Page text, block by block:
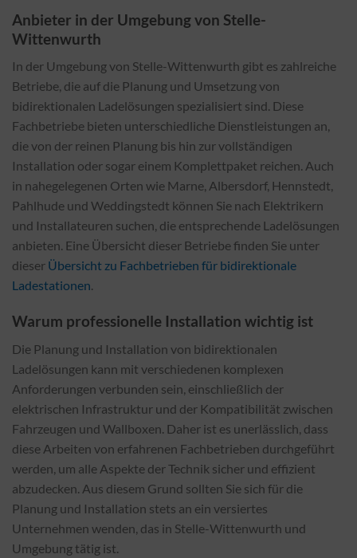
Anbieter in der Umgebung von Stelle-
Wittenwurth
In der Umgebung von Stelle-Wittenwurth gibt es zahlreiche
Betriebe, die auf die Planung und Umsetzung von
bidirektionalen Ladelösungen spezialisiert sind. Diese
Fachbetriebe bieten unterschiedliche Dienstleistungen an,
die von der reinen Planung bis hin zur vollständigen
Installation oder sogar einem Komplettpaket reichen. Auch
in nahegelegenen Orten wie Marne, Albersdorf, Hennstedt,
Pahlhude und Weddingstedt können Sie nach Elektrikern
und Installateuren suchen, die entsprechende Ladelösungen
anbieten. Eine Übersicht dieser Betriebe finden Sie unter
dieser Übersicht zu Fachbetrieben für bidirektionale
Ladestationen.
Warum professionelle Installation wichtig ist
Die Planung und Installation von bidirektionalen
Ladelösungen kann mit verschiedenen komplexen
Anforderungen verbunden sein, einschließlich der
elektrischen Infrastruktur und der Kompatibilität zwischen
Fahrzeugen und Wallboxen. Daher ist es unerlässlich, dass
diese Arbeiten von erfahrenen Fachbetrieben durchgeführt
werden, um alle Aspekte der Technik sicher und effizient
abzudecken. Aus diesem Grund sollten Sie sich für die
Planung und Installation stets an ein versiertes
Unternehmen wenden, das in Stelle-Wittenwurth und
Umgebung tätig ist.